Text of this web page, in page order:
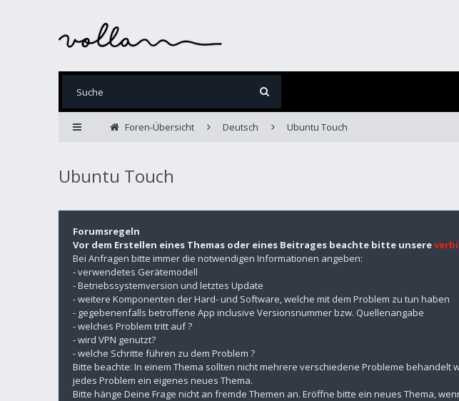
Foren-Übersicht Deutsch Ubuntu Touch
Ubuntu Touch
Forumsregeln
Vor dem Erstellen eines Themas oder eines Beitrages beachte bitte unsere
Bei Anfragen bitte immer die notwendigen Informationen angeben:
- verwendetes Gerätemodell
- Betriebssystemversion und letztes Update
- weitere Komponenten der Hard- und Software, welche mit dem Problem zu tun haben
- gegebenenfalls betroffene App inclusive Versionsnummer bzw. Quellenangabe
- welches Problem tritt auf ?
- wird VPN genutzt?
- welche Schritte führen zu dem Problem ?
Bitte beachte: In einem Thema sollten nicht mehrere verschiedene Probleme
jedes Problem ein eigenes neues Thema.
Bitte hänge Deine Frage nicht an fremde Themen an. Eröffne bitte ein neues Thema,